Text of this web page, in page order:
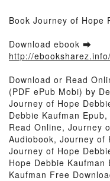
Book Journey of Hope
Download ebook ➡
http://
Download or Read
(PDF ePub Mobi) by
Journey of Hope
Debbie Kaufman
Read Online, Journey
Audiobook, Journey of
Journey of Hope
Hope Debbie
Kaufman Free